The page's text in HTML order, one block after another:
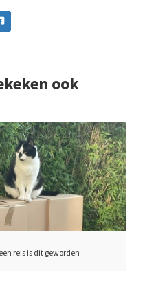
ook
reis is dit geworden